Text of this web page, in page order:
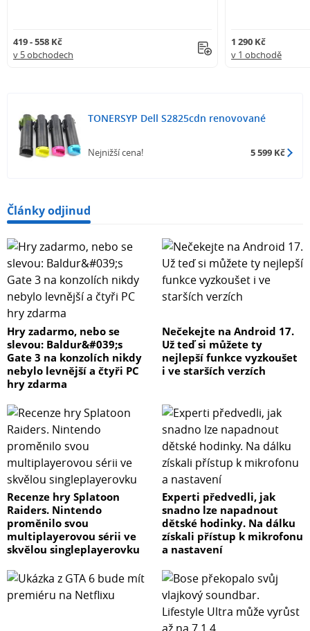
419 - 558 Kč
v 5 obchodech
1 290 Kč
v 1 obchodě
TONERSYP Dell S2825cdn renovované
Nejnižší cena! 5 599 Kč
Články odjinud
Hry zadarmo, nebo se
slevou: Baldur&#039;s
Gate 3 na konzolích nikdy
nebylo levnější a čtyři PC
hry zdarma
Nečekejte na Android 17.
Už teď si můžete ty
nejlepší funkce vyzkoušet
i ve starších verzích
Recenze hry Splatoon
Raiders. Nintendo
proměnilo svou
multiplayerovou sérii ve
skvělou singleplayerovku
Experti předvedli, jak
snadno lze napadnout
dětské hodinky. Na dálku
získali přístup k mikrofonu
a nastavení